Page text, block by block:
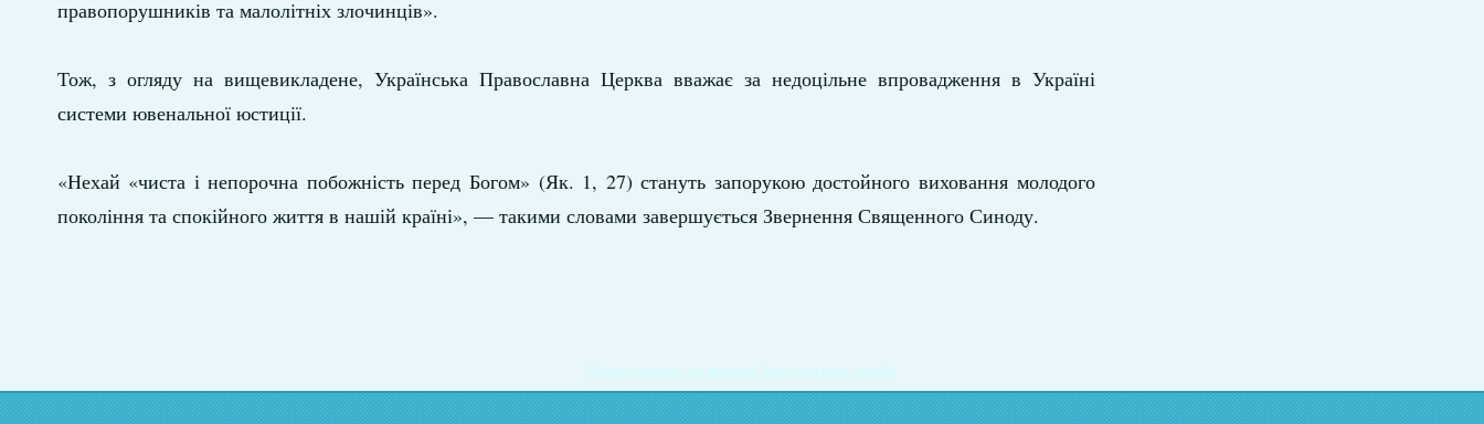
правопорушників та малолітніх злочинців».
Тож, з огляду на вищевикладене, Українська Православна Церква вважає за недоцільне впровадження в Україні
системи ювенальної юстиції.
«Нехай «чиста і непорочна побожність перед Богом» (Як. 1, 27) стануть запорукою достойного виховання молодого
покоління та спокійного життя в нашій країні», — такими словами завершується Звернення Священного Синоду.
Подати записку на молитву Богослужіння онлайн